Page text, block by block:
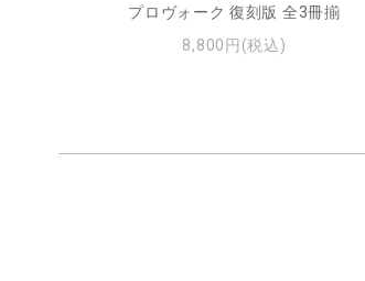
プロヴォーク 復刻版 全3冊揃
8,800円(税込)